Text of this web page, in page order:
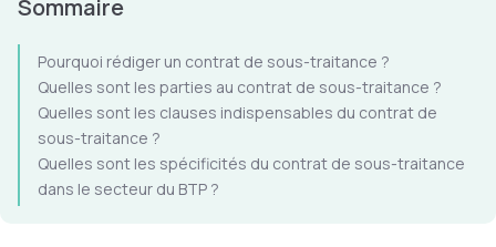
Sommaire
Pourquoi rédiger un contrat de sous-traitance ?
Quelles sont les parties au contrat de sous-traitance ?
Quelles sont les clauses indispensables du contrat de
sous-traitance ?
Quelles sont les spécificités du contrat de sous-traitance
dans le secteur du BTP ?